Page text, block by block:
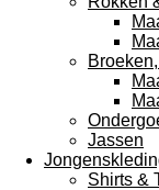
Jassen
Shirts &